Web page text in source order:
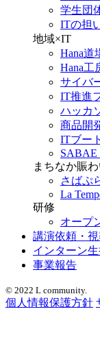
学生団
ITの担
地域×IT
Hana道
Hana工
サイバ
IT推進
ハッカ
商品開
ITブー
SABAE
まちなか賑
さばぷ
La
研修
オープ
講演依頼・
インターン生
事業報告
© 2022 L community.
個人情報保護方針